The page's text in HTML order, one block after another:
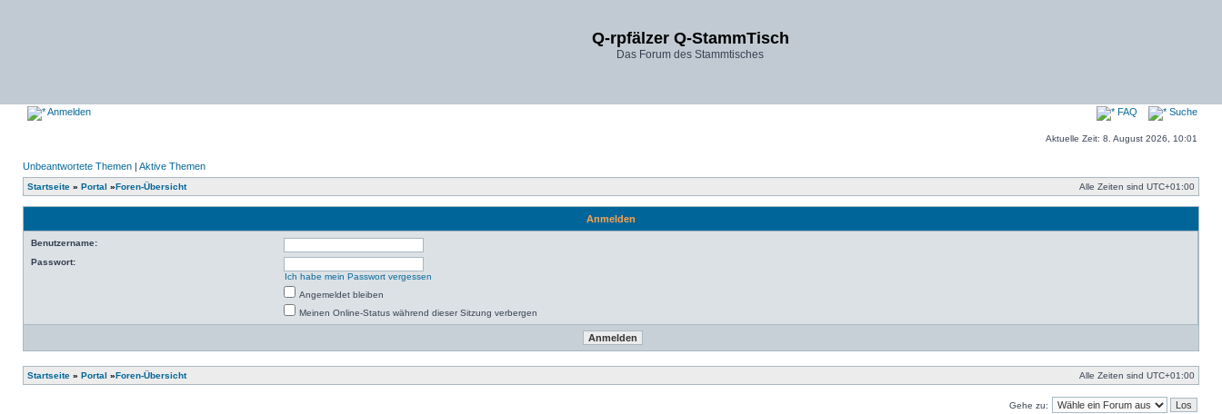
Q-rpfälzer Q-StammTisch
Das Forum des Stammtisches
Anmelden FAQ Suche
Aktuelle Zeit: 8. August 2026, 10:01
Unbeantwortete Themen | Aktive Themen
Startseite » Portal »Foren-Übersicht Alle Zeiten sind UTC+01:00
Anmelden
Benutzername:
Passwort:
Ich habe mein Passwort vergessen
Angemeldet bleiben
Meinen Online-Status während dieser Sitzung verbergen
Startseite » Portal »Foren-Übersicht Alle Zeiten sind UTC+01:00
Gehe zu: